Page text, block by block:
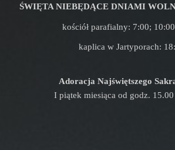
ŚWIĘTA NIEBĘDĄCE DNIAMI
kościół parafialny: 7:00;
kaplica w Jartyporach:
Adoracja Najświętszego
I piątek miesiąca od godz.